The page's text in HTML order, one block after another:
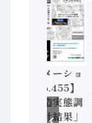
【オートメーショ
ン新聞 No.455】
「経済構造実態調
査二次集計結果」